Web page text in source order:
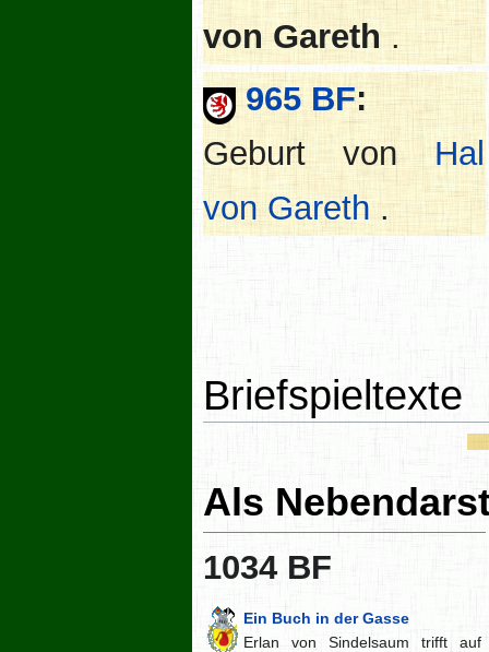
von Gareth.
965 BF:
Geburt vonHal
von Gareth.
Briefspieltexte
Als
1034 BF
Ein Buch in der Gasse
Erlan von Sindelsaum trifft auf